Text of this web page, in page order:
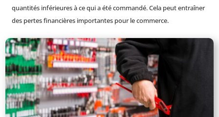
quantités inférieures à ce qui a été commandé. Cela peut entraîner
des pertes financières importantes pour le commerce.